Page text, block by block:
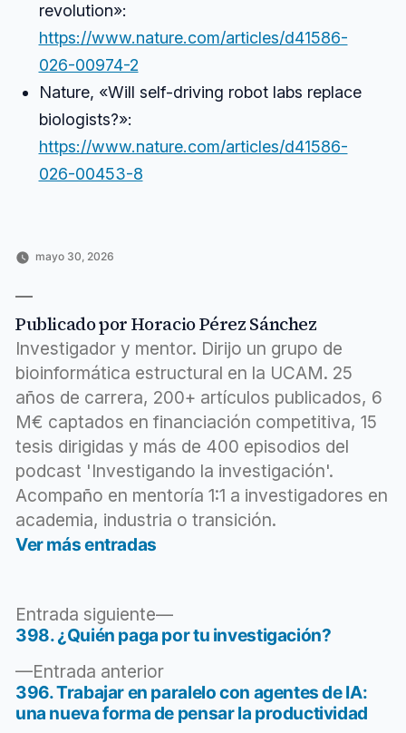
revolution»:
https://www.nature.com/articles/d41586-
026-00974-2
Nature, «Will self-driving robot labs replace
biologists?»:
https://www.nature.com/articles/d41586-
026-00453-8
mayo 30, 2026
Publicado por Horacio Pérez Sánchez
Investigador y mentor. Dirijo un grupo de
bioinformática estructural en la UCAM. 25
años de carrera, 200+ artículos publicados, 6
M€ captados en financiación competitiva, 15
tesis dirigidas y más de 400 episodios del
podcast 'Investigando la investigación'.
Acompaño en mentoría 1:1 a investigadores en
academia, industria o transición.
Ver más entradas
Navegación
de
entradas
Entrada anteriorEntrada
anterior:
396. Trabajar en paralelo con agentes de IA:
una nueva forma de pensar la productividad
Entrada siguiente
Entrada
siguiente:
398. ¿Quién paga por tu investigación?